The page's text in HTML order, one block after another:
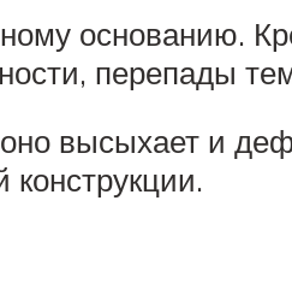
основанию.
перепады
высыхает и
конструкции.